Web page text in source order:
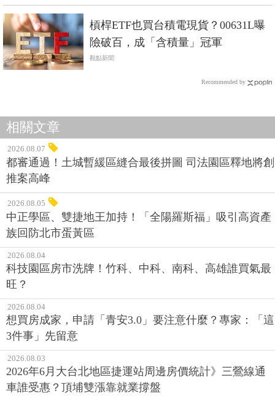
槓桿ETF也買台積電現貨？00631L曝
險破百，成「含積量」冠軍
觀點新聞
Recommended by
相關文章
2026.08.07
都審通過！土城暫緩區縫合最後拼圖 司法園區釋地將創
推案高峰
2026.08.05
中正學區、雙捷地王加持！「全陽羅斯福」吸引高資產
族回防北市蛋黃區
2026.08.04
科技園區房市洗牌！竹科、中科、南科、高雄誰買氣最
旺？
2026.08.04
想買房成家，申請「青安3.0」要注意什麼？專家：「這
3件事」先留意
2026.08.03
2026年6月大台北地區捷運站周邊房價統計》三鶯線通
車誰受惠？頂埔雙漲靠就業撐盤